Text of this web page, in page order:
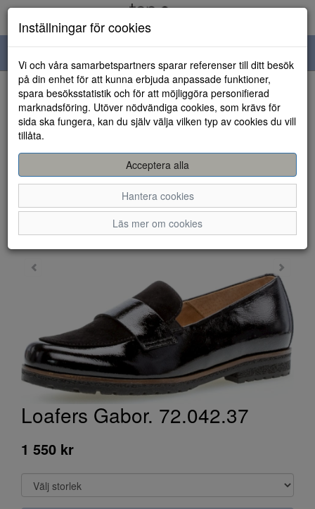
navigation
HEM
Loafers Gabor. 72.042.37
1 550 kr
Inställningar för cookies
Vi och våra samarbetspartners sparar referenser till ditt besök
på din enhet för att kunna erbjuda anpassade funktioner,
spara besöksstatistik och för att möjliggöra personifierad
marknadsföring. Utöver nödvändiga cookies, som krävs för
sida ska fungera, kan du själv välja vilken typ av cookies du vill
tillåta.
Acceptera alla
Hantera cookies
Läs mer om cookies